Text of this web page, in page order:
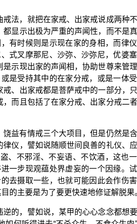
法，就把在家戒、出家戒说成两种
显示出极为严重的声闻性，而不是
有时候则是示现在家的身相，而律
式叉摩那尼、沙弥、沙弥尼，优婆
示现出家的声闻相，协助世尊来管理
是受持其中的在家分戒，或是一体
、出家戒都是菩萨戒中的一部分，
而且包括了在家分戒、出家分戒二
益有情戒三个大项目，但是仍然是
仪，譬如说随顺世间良善的礼仪、
、不邪淫、不妄语、不饮酒，这也
一步现观蕴处界虚妄的一个因缘。
去摄取一些，也就可能因此会作伤
的主要是为了要更快速地修证解脱果
的，譬如说，某甲的心心念念都想